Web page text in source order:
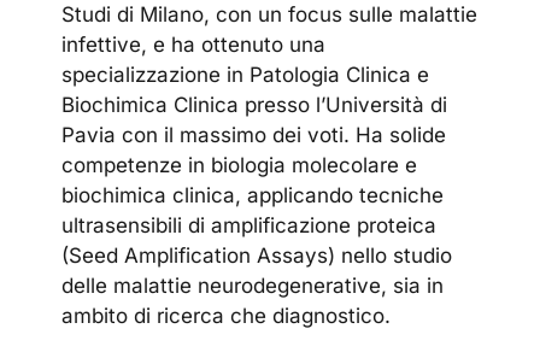
Studi di Milano, con un focus sulle malattie
infettive, e ha ottenuto una
specializzazione in Patologia Clinica e
Biochimica Clinica presso l’Università di
Pavia con il massimo dei voti. Ha solide
competenze in biologia molecolare e
biochimica clinica, applicando tecniche
ultrasensibili di amplificazione proteica
(Seed Amplification Assays) nello studio
delle malattie neurodegenerative, sia in
ambito di ricerca che diagnostico.